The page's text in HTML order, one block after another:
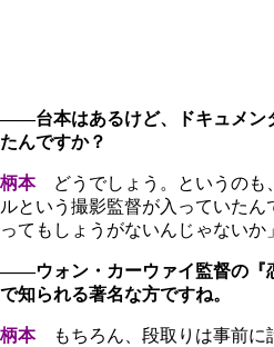
――台本はあるけど、ドキュメン
たんですか？
柄本どうでしょう。というのも
ルという撮影監督が入っていた
ってもしょうがないんじゃないか
――ウォン・カーウァイ監督の『
で知られる著名な方ですね。
柄本もちろん、段取りは事前に